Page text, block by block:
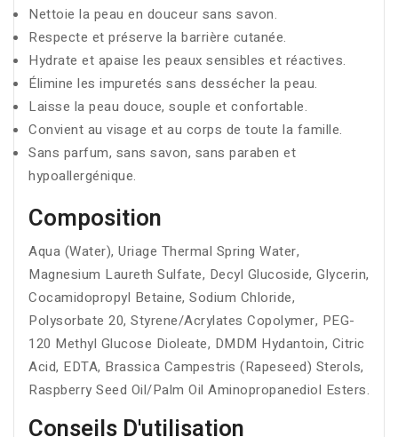
Nettoie la peau en douceur sans savon.
Respecte et préserve la barrière cutanée.
Hydrate et apaise les peaux sensibles et réactives.
Élimine les impuretés sans dessécher la peau.
Laisse la peau douce, souple et confortable.
Convient au visage et au corps de toute la famille.
Sans parfum, sans savon, sans paraben et
hypoallergénique.
Composition
Aqua (Water), Uriage Thermal Spring Water,
Magnesium Laureth Sulfate, Decyl Glucoside, Glycerin,
Cocamidopropyl Betaine, Sodium Chloride,
Polysorbate 20, Styrene/Acrylates Copolymer, PEG-
120 Methyl Glucose Dioleate, DMDM Hydantoin, Citric
Acid, EDTA, Brassica Campestris (Rapeseed) Sterols,
Raspberry Seed Oil/Palm Oil Aminopropanediol Esters.
Conseils D'utilisation